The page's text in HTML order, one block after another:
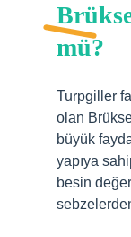
mü?
Turpgiller
olan
büyük
yapıya
besin